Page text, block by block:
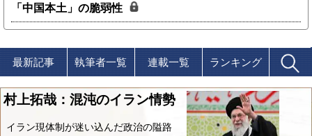
「中国本土」の脆弱性
最新記事 執筆者一覧 連載一覧 ランキング
村上拓哉：混沌のイラン情勢
イラン現体制が迷い込んだ政治の隘路